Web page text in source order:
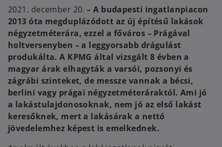
w
t
a
b
t
b
2021. december 20. – A budapesti ingatlanpiacon
2013 óta megduplázódott az új építésű lakások
négyzetméterára, ezzel a főváros – Prágával
holtversenyben – a leggyorsabb drágulást
produkálta. A KPMG által vizsgált 8 évben a
magyar árak elhagyták a varsói, pozsonyi és
zágrábi szinteket, de messze vannak a bécsi,
berlini vagy prágai négyzetméteráraktól. Ami jó
a lakástulajdonosoknak, nem jó az első lakást
keresőknek, mert a lakásárak a nettó
jövedelemhez képest is emelkednek.